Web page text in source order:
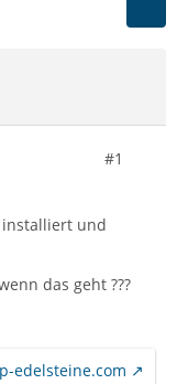
#1
installiert und
das geht ???
edelsteine.com